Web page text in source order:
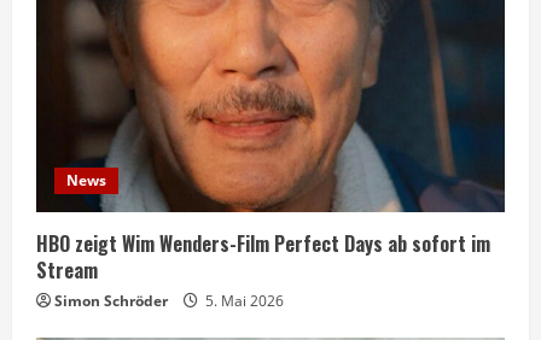
News
HBO zeigt Wim Wenders-Film Perfect Days ab sofort im
Stream
Simon Schröder 5. Mai 2026